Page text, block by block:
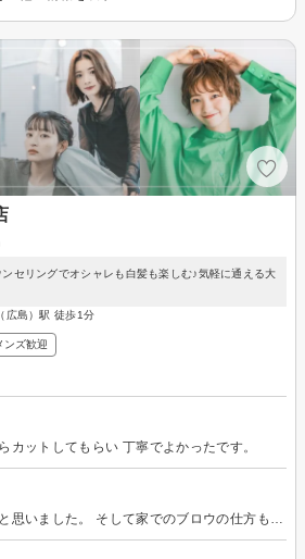
ンセリングでオシャレも白髪も楽しむ♪気軽に通える大
広島）駅 徒歩1分
ンズ歓迎
カットしてもらい 丁寧でよかったです。
カットの技術が素晴らしいと思いました。 そして家でのブロウの仕方も教えてもらえて有難いです。初めてでドキドキでしたが、行って良かったです。ありがとうこざいました。